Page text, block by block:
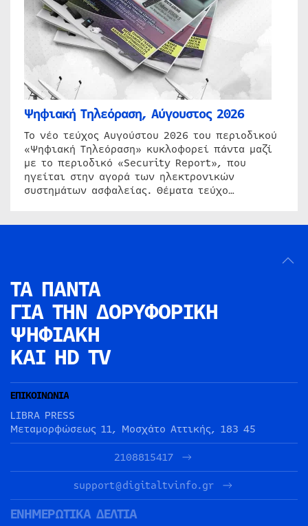
Ψηφιακή Τηλεόραση, Αύγουστος 2026
Το νέο τεύχος Αυγούστου 2026 του περιοδικού
«Ψηφιακή Τηλεόραση» κυκλοφορεί πάντα μαζί
με το περιοδικό «Security Report», που
ηγείται στην αγορά των ηλεκτρονικών
συστημάτων ασφαλείας. Θέματα τεύχο…
ΤΑ ΠΑΝΤΑ
ΓΙΑ ΤΗΝ ΔΟΡΥΦΟΡΙΚΗ
ΨΗΦΙΑΚΗ
ΚΑΙ HD TV
ΕΠΙΚΟΙΝΩΝΙΑ
LIBRA PRESS
Μεταμορφώσεως 11, Μοσχάτο Αττικής, 183 45
2108815417
support@digitaltvinfo.gr
ΕΝΗΜΕΡΩΤΙΚΑ ΔΕΛΤΙΑ